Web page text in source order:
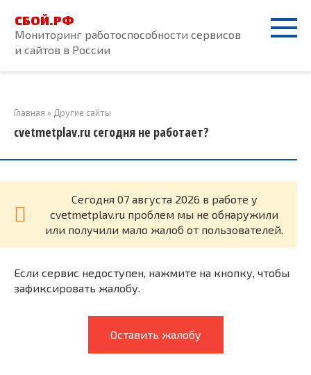
контенту
СБОЙ.РФ
Мониторинг работоспособности сервисов
и сайтов в России
Главная » Другие сайты
cvetmetplav.ru сегодня не работает?
Cегодня 07 августа 2026 в работе у
cvetmetplav.ru проблем мы не обнаружили
или получили мало жалоб от пользователей.
Если сервис недоступен, нажмите на кнопку, чтобы
зафиксировать жалобу.
Оставить жалобу